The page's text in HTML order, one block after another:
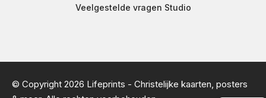
Veelgestelde vragen Studio
© Copyright 2026 Lifeprints - Christelijke kaarten, posters